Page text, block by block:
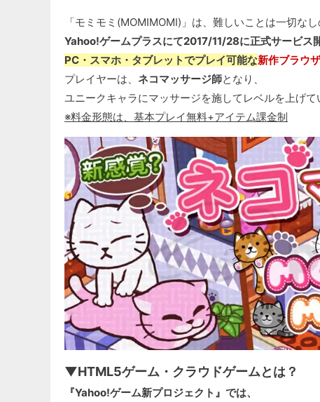
「モミモミ(MOMIMOMI)」は、難しいことは一切な
Yahoo!ゲームプラスにて2017/11/28に正式サービス
PC・スマホ・タブレットでプレイ可能な新作ブラウ
プレイヤーは、 ネコマッサージ師となり、
ユニークキャラにマッサージを施してレベルを上げて
※料金形態は、基本プレイ無料+アイテム課金制
▼HTML5ゲーム・クラウドゲームとは？
『Yahoo!ゲーム新プロジェクト』では、